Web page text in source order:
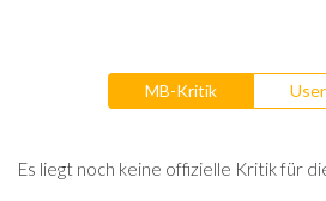
MB-Kritik
Es liegt noch keine offizielle Kritik für